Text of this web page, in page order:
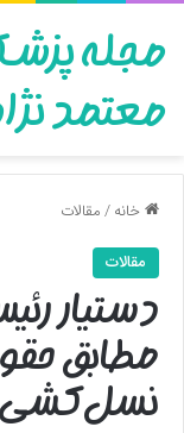
مجله
معتمد
خانه/مقالات
مقالات
دستیار
مطابق